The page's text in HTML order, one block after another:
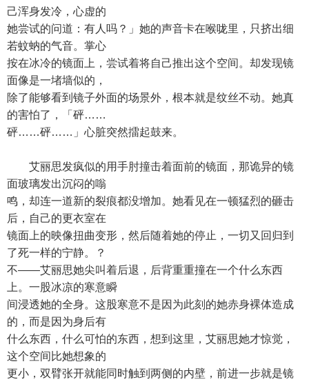
己浑身发冷，心虚的
她尝试的问道：有人吗？」她的声音卡在喉咙里，只挤出细
若蚊蚋的气音。掌心
按在冰冷的镜面上，尝试着将自己推出这个空间。却发现镜
面像是一堵墙似的，
除了能够看到镜子外面的场景外，根本就是纹丝不动。她真
的害怕了，「砰……
砰……砰……」心脏突然擂起鼓来。
艾丽思发疯似的用手肘撞击着面前的镜面，那诡异的镜
面玻璃发出沉闷的嗡
鸣，却连一道新的裂痕都没增加。她看见在一顿猛烈的砸击
后，自己的更衣室在
镜面上的映像扭曲变形，然后随着她的停止，一切又回归到
了死一样的宁静。？
不——艾丽思她尖叫着后退，后背重重撞在一个什么东西
上。一股冰凉的寒意瞬
间浸透她的全身。这股寒意不是因为此刻的她赤身裸体造成
的，而是因为身后有
什么东西，什么可怕的东西，想到这里，艾丽思她才惊觉，
这个空间比她想象的
更小，双臂张开就能同时触到两侧的内壁，前进一步就是镜